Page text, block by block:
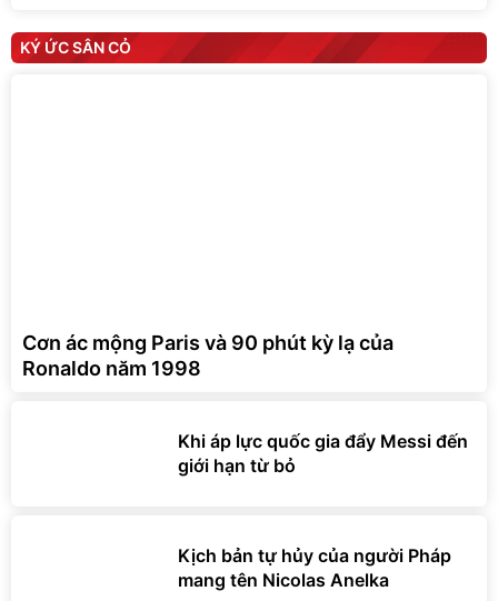
KÝ ỨC SÂN CỎ
Cơn ác mộng Paris và 90 phút kỳ lạ của
Ronaldo năm 1998
Khi áp lực quốc gia đẩy Messi đến
giới hạn từ bỏ
Kịch bản tự hủy của người Pháp
mang tên Nicolas Anelka